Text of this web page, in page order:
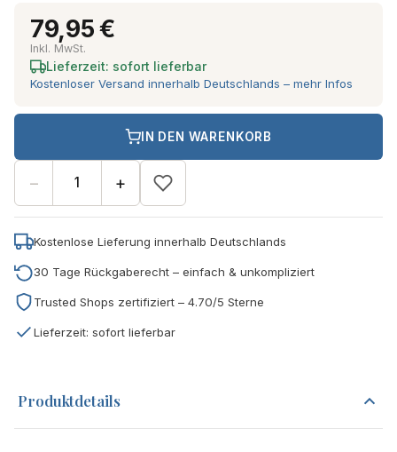
79,95 €
Inkl. MwSt.
Lieferzeit: sofort lieferbar
Kostenloser Versand innerhalb Deutschlands – mehr Infos
− +
IN DEN WARENKORB
Kostenlose Lieferung innerhalb Deutschlands
30 Tage Rückgaberecht – einfach & unkompliziert
Trusted Shops zertifiziert – 4.70/5 Sterne
Lieferzeit: sofort lieferbar
Produktdetails